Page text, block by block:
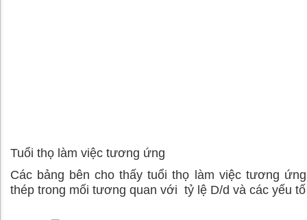
Tuổi thọ làm việc tương ứng
Các bảng bên cho thấy tuổi thọ làm việc tương
thép trong mối tương quan với tỷ lệ D/d và các yếu